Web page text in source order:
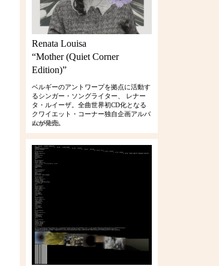
Renata Louisa
“Mother (Quiet Corner
Edition)”
ベルギーのアントワープを拠点に活動す
るシンガー・ソングライター、 レナー
タ・ルイーザ。全曲世界初CD化となる
クワイエット・コーナー独自企画アルバ
ムが発売。
RCIP-0386